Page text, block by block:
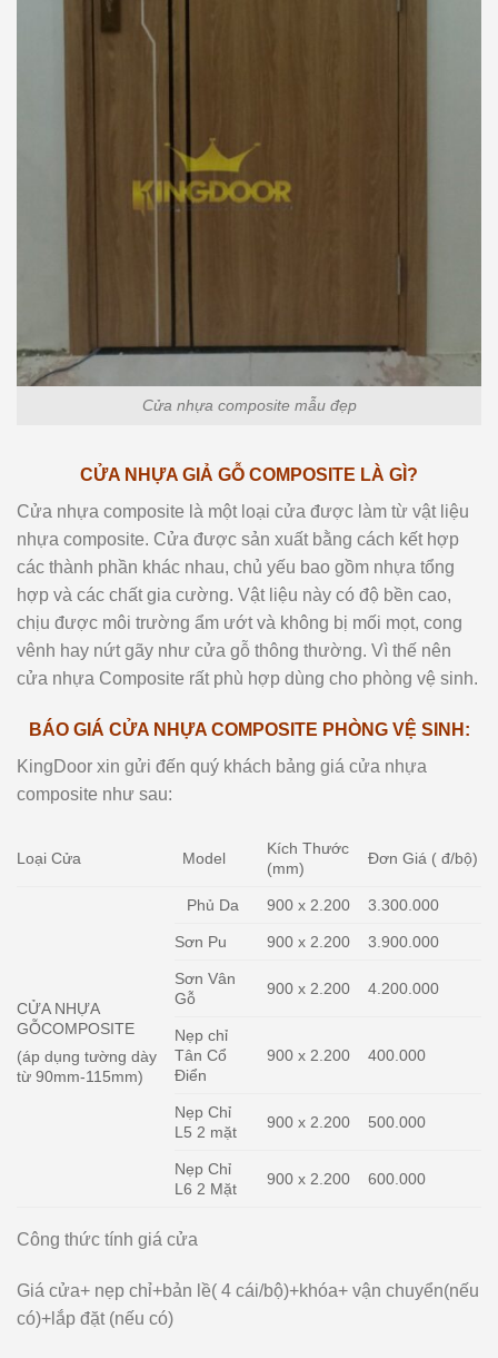
Cửa nhựa composite mẫu đẹp
CỬA NHỰA GIẢ GỖ COMPOSITE LÀ GÌ?
Cửa nhựa composite là một loại cửa được làm từ vật liệu
nhựa composite. Cửa được sản xuất bằng cách kết hợp
các thành phần khác nhau, chủ yếu bao gồm nhựa tổng
hợp và các chất gia cường. Vật liệu này có độ bền cao,
chịu được môi trường ẩm ướt và không bị mối mọt, cong
vênh hay nứt gãy như cửa gỗ thông thường. Vì thế nên
cửa nhựa Composite rất phù hợp dùng cho phòng vệ sinh.
BÁO GIÁ CỬA NHỰA COMPOSITE PHÒNG VỆ SINH:
KingDoor xin gửi đến quý khách bảng giá cửa nhựa
composite như sau:
Loại Cửa Model
Kích Thước
(mm)
Đơn Giá ( đ/bộ)
CỬA NHỰA
GỖCOMPOSITE
(áp dụng tường dày
từ 90mm-115mm)
Phủ Da 900 x 2.200 3.300.000
Sơn Pu 900 x 2.200 3.900.000
Sơn Vân
Gỗ
900 x 2.200 4.200.000
Nẹp chỉ
Tân Cổ
Điển
900 x 2.200 400.000
Nẹp Chỉ
L5 2 mặt
900 x 2.200 500.000
Nẹp Chỉ
L6 2 Mặt
900 x 2.200 600.000
Công thức tính giá cửa
Giá cửa+ nẹp chỉ+bản lề( 4 cái/bộ)+khóa+ vận chuyển(nếu
có)+lắp đặt (nếu có)